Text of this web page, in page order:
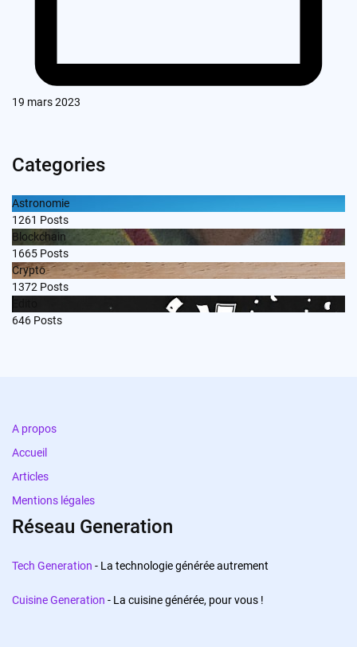
19 mars 2023
Categories
Astronomie
1261 Posts
Blockchain
1665 Posts
Crypto
1372 Posts
646 Posts
A propos
Accueil
Articles
Mentions légales
Réseau Generation
Tech Generation - La technologie générée autrement
Cuisine Generation - La cuisine générée, pour vous !